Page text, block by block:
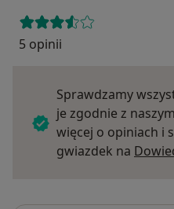
5 opinii
Sprawdzamy
je zgodnie z
więcej o opiniach i
gwiazdek na